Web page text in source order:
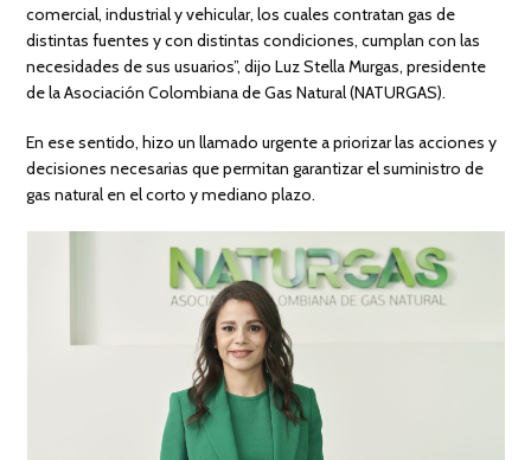
comercial, industrial y vehicular, los cuales contratan gas de
distintas fuentes y con distintas condiciones, cumplan con las
necesidades de sus usuarios”, dijo Luz Stella Murgas, presidente
de la Asociación Colombiana de Gas Natural (NATURGAS).
En ese sentido, hizo un llamado urgente a priorizar las acciones y
decisiones necesarias que permitan garantizar el suministro de
gas natural en el corto y mediano plazo.